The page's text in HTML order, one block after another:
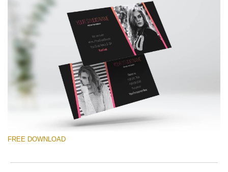
请选择
Free Template #46
Senior Price List
免费下载
FREE DOWNLOAD